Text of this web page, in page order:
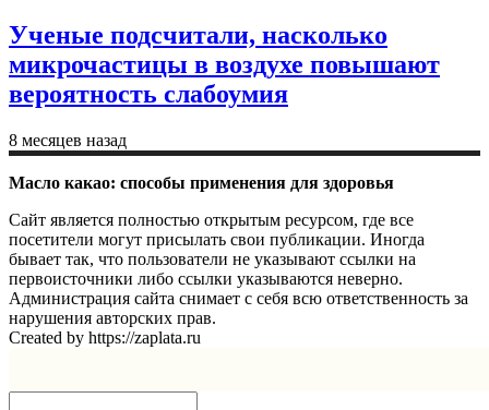
Ученые подсчитали, насколько
микрочастицы в воздухе повышают
вероятность слабоумия
8 месяцев назад
Масло какао: способы применения для здоровья
Сайт является полностью открытым ресурсом, где все
посетители могут присылать свои публикации. Иногда
бывает так, что пользователи не указывают ссылки на
первоисточники либо ссылки указываются неверно.
Администрация сайта снимает с себя всю ответственность за
нарушения авторских прав.
Created by https://zaplata.ru